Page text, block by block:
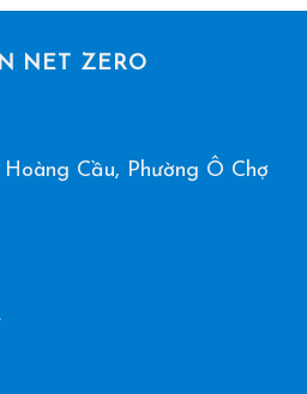
NET ZERO
Hoàng Cầu, Phường Ô Chợ